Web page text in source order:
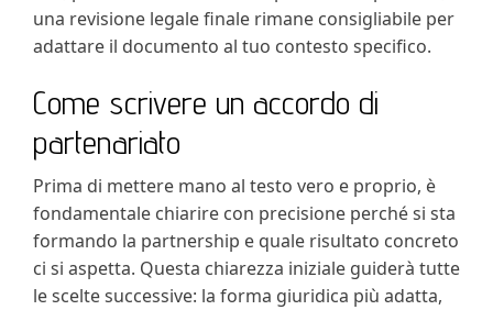
una revisione legale finale rimane consigliabile per
adattare il documento al tuo contesto specifico.
Come scrivere un accordo di
partenariato
Prima di mettere mano al testo vero e proprio, è
fondamentale chiarire con precisione perché si sta
formando la partnership e quale risultato concreto
ci si aspetta. Questa chiarezza iniziale guiderà tutte
le scelte successive: la forma giuridica più adatta,